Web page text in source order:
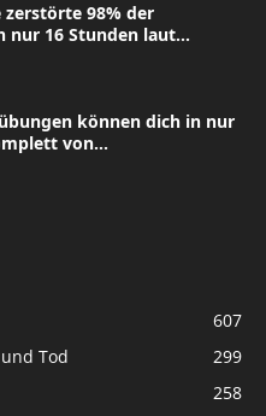
zerstörte 98% der
nur 16 Stunden laut...
können dich in nur
von...
607
Tod
299
258